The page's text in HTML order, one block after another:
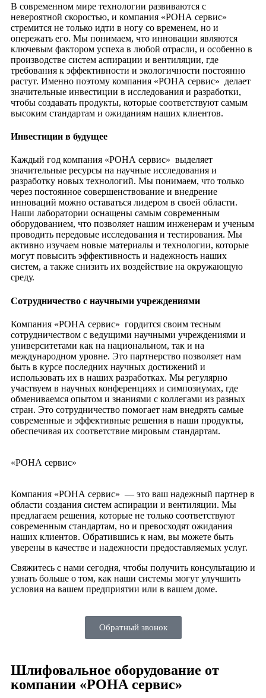
В современном мире технологии развиваются с
невероятной скоростью, и компания «РОНА сервис»
стремится не только идти в ногу со временем, но и
опережать его. Мы понимаем, что инновации являются
ключевым фактором успеха в любой отрасли, и особенно в
производстве систем аспирации и вентиляции, где
требования к эффективности и экологичности постоянно
растут. Именно поэтому компания «РОНА сервис» делает
значительные инвестиции в исследования и разработки,
чтобы создавать продукты, которые соответствуют самым
высоким стандартам и ожиданиям наших клиентов.
Инвестиции в будущее
Каждый год компания «РОНА сервис» выделяет
значительные ресурсы на научные исследования и
разработку новых технологий. Мы понимаем, что только
через постоянное совершенствование и внедрение
инноваций можно оставаться лидером в своей области.
Наши лаборатории оснащены самым современным
оборудованием, что позволяет нашим инженерам и ученым
проводить передовые исследования и тестирования. Мы
активно изучаем новые материалы и технологии, которые
могут повысить эффективность и надежность наших
систем, а также снизить их воздействие на окружающую
среду.
Сотрудничество с научными учреждениями
Компания «РОНА сервис» гордится своим тесным
сотрудничеством с ведущими научными учреждениями и
университетами как на национальном, так и на
международном уровне. Это партнерство позволяет нам
быть в курсе последних научных достижений и
использовать их в наших разработках. Мы регулярно
участвуем в научных конференциях и симпозиумах, где
обмениваемся опытом и знаниями с коллегами из разных
стран. Это сотрудничество помогает нам внедрять самые
современные и эффективные решения в наши продукты,
обеспечивая их соответствие мировым стандартам.
«РОНА сервис»
Компания «РОНА сервис» — это ваш надежный партнер в
области создания систем аспирации и вентиляции. Мы
предлагаем решения, которые не только соответствуют
современным стандартам, но и превосходят ожидания
наших клиентов. Обратившись к нам, вы можете быть
уверены в качестве и надежности предоставляемых услуг.
Свяжитесь с нами сегодня, чтобы получить консультацию и
узнать больше о том, как наши системы могут улучшить
условия на вашем предприятии или в вашем доме.
Обратный звонок
Шлифовальное оборудование от
компании «РОНА сервис»